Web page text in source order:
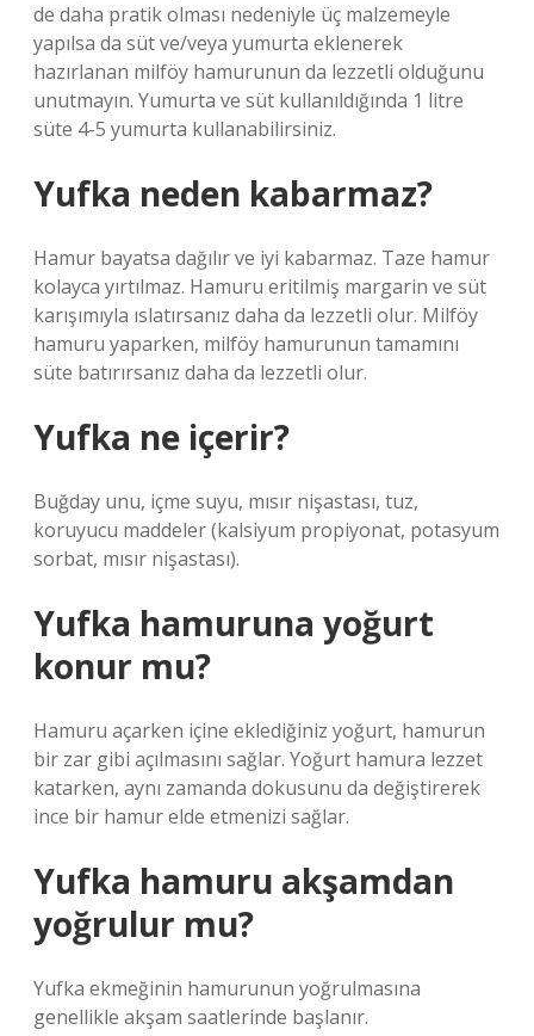
de daha pratik olması nedeniyle üç malzemeyle
yapılsa da süt ve/veya yumurta eklenerek
hazırlanan milföy hamurunun da lezzetli olduğunu
unutmayın. Yumurta ve süt kullanıldığında 1 litre
süte 4-5 yumurta kullanabilirsiniz.
Yufka neden kabarmaz?
Hamur bayatsa dağılır ve iyi kabarmaz. Taze hamur
kolayca yırtılmaz. Hamuru eritilmiş margarin ve süt
karışımıyla ıslatırsanız daha da lezzetli olur. Milföy
hamuru yaparken, milföy hamurunun tamamını
süte batırırsanız daha da lezzetli olur.
Yufka ne içerir?
Buğday unu, içme suyu, mısır nişastası, tuz,
koruyucu maddeler (kalsiyum propiyonat, potasyum
sorbat, mısır nişastası).
Yufka hamuruna yoğurt
konur mu?
Hamuru açarken içine eklediğiniz yoğurt, hamurun
bir zar gibi açılmasını sağlar. Yoğurt hamura lezzet
katarken, aynı zamanda dokusunu da değiştirerek
ince bir hamur elde etmenizi sağlar.
Yufka hamuru akşamdan
yoğrulur mu?
Yufka ekmeğinin hamurunun yoğrulmasına
genellikle akşam saatlerinde başlanır.